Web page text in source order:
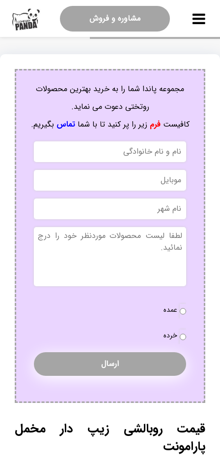
مشاوره و فروش
مجموعه پاندا شما را به خرید بهترین محصولات
روتختی دعوت می نماید.
کافیستفرم زیر را پر کنید تا با شماتماس بگیریم.
نام
و
نام
خانوادگی
موبایل
نام
شهر
بدون
عنوان
نوع
عمده
خرده
قیمت روبالشی زیپ دار مخمل
پارامونت